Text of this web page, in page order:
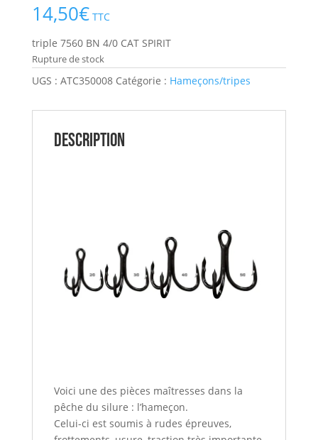
14,50€ TTC
triple 7560 BN 4/0 CAT SPIRIT
Rupture de stock
UGS : ATC350008 Catégorie : Hameçons/tripes
Description
Voici une des pièces maîtresses dans la
pêche du silure : l’hameçon.
Celui-ci est soumis à rudes épreuves,